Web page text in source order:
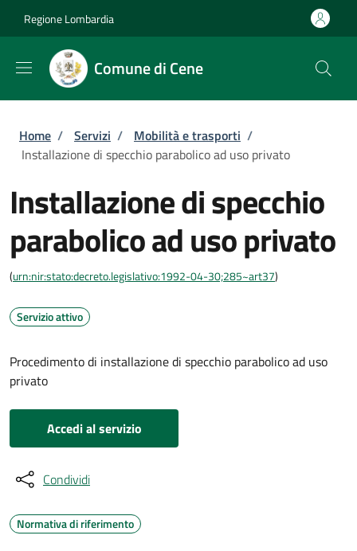
Regione Lombardia
Comune di Cene
Briciole di pane
Home / Servizi / Mobilità e trasporti /
Installazione di specchio parabolico ad uso privato
Installazione di specchio
parabolico ad uso privato
(urn:nir:stato:decreto.legislativo:1992-04-30;285~art37)
Servizio attivo
Procedimento di installazione di specchio parabolico ad uso
privato
Accedi al servizio
Condividi
Normativa di riferimento